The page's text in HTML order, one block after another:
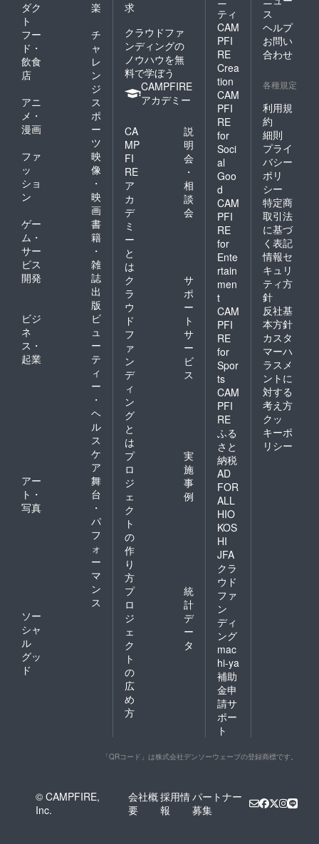
ダク
ト
楽
フー
ド・
飲食
店
チ
ャ
レ
ン
ジ
アニ
メ・
漫画
ス
ポ
ー
ツ
ファ
ッ
ショ
ン
映
像
・
映
画
ゲー
ム・
サー
ビス
開発
書
籍
・
雑
誌
出
版
ビジ
ネ
ス・
起業
ビ
ュ
ー
テ
ィ
ー
・
ヘ
ル
ス
ケ
ア
アー
ト・
写真
舞
台
・
パ
フ
ォ
ー
マ
ン
ス
ソー
シャ
ル
グッ
ド
求
クラウドファ
ンディングの
ノウハウを無
料で学ぼう
CAMPFIRE
アカデミー
CA
MP
FI
RE
ア
カ
デ
ミ
ー
と
は
説
明
会
・
相
談
会
ク
ラ
ウ
ド
フ
ァ
ン
デ
ィ
ン
グ
と
は
サ
ポ
ー
ト
サ
ー
ビ
ス
プ
ロ
ジ
ェ
ク
ト
の
作
り
方
実
施
事
例
プ
ロ
ジ
ェ
ク
ト
の
広
め
方
統
計
デ
ー
タ
ティ
CAM
PFI
RE
Crea
tion
CAM
PFI
RE
for
Soci
al
Goo
d
CAM
PFI
RE
for
Ente
rtain
men
t
CAM
PFI
RE
for
Spor
ts
CAM
PFI
RE
ふる
さと
納税
AD
FOR
ALL
HIO
KOS
HI
JFA
クラ
ウド
ファ
ン
ディ
ング
mac
hi-ya
補助
金申
請サ
ポー
ト
ス
ヘルプ
お問い
合わせ
各種規定
利用規
約
細則
プライ
バシー
ポリ
シー
特定商
取引法
に基づ
く表記
情報セ
キュリ
ティ方
針
反社基
本方針
カスタ
マーハ
ラスメ
ントに
対する
考え方
クッ
キーポ
リシー
「QRコード」は株式会社デンソーウェーブの登録商標です。
© CAMPFIRE,
Inc.
会社概
要
採用情
報
パートナー
募集